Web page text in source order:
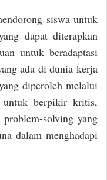
siswa untuk
dapat diterapkan
untuk beradaptasi
ada di dunia kerja
diperoleh melalui
untuk berpikir kritis,
solving yang
dalam menghadapi